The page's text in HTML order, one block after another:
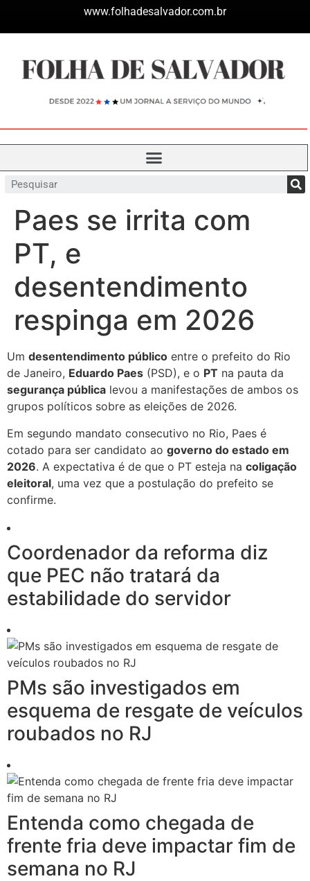
www.folhadesalvador.com.br
Paes se irrita com
PT, e
desentendimento
respinga em 2026
Um desentendimento público entre o prefeito do Rio
de Janeiro, Eduardo Paes (PSD), e o PT na pauta da
segurança pública levou a manifestações de ambos os
grupos políticos sobre as eleições de 2026.
Em segundo mandato consecutivo no Rio, Paes é
cotado para ser candidato ao governo do estado em
2026. A expectativa é de que o PT esteja na coligação
eleitoral, uma vez que a postulação do prefeito se
confirme.
Coordenador da reforma diz
que PEC não tratará da
estabilidade do servidor
PMs são investigados em
esquema de resgate de veículos
roubados no RJ
Entenda como chegada de
frente fria deve impactar fim de
semana no RJ